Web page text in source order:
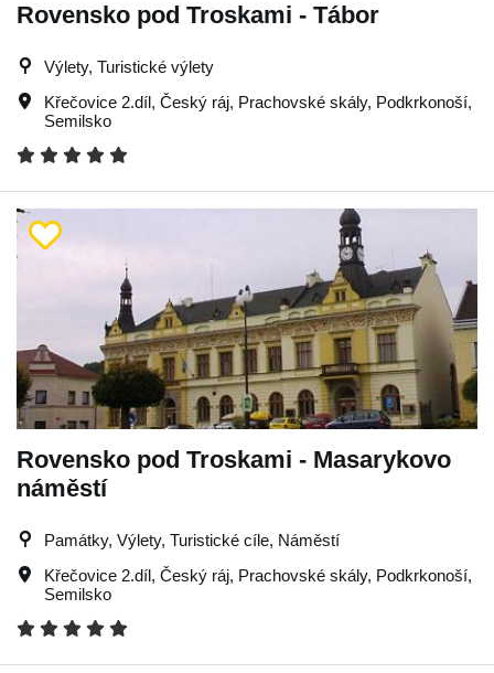
Rovensko pod Troskami - Tábor
Výlety, Turistické výlety
Křečovice 2.díl, Český ráj, Prachovské skály, Podkrkonoší,
Semilsko
Rovensko pod Troskami - Masarykovo
náměstí
Památky, Výlety, Turistické cíle, Náměstí
Křečovice 2.díl, Český ráj, Prachovské skály, Podkrkonoší,
Semilsko